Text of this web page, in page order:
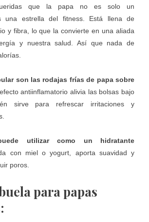
que la papa no es solo un
una estrella del fitness. Está llena de
y fibra, lo que la convierte en una aliada
y nuestra salud. Así que nada de
son las rodajas frías de papa sobre
efecto antiinflamatorio alivia las bolsas bajo
sirve para refrescar irritaciones y
utilizar como un hidratante
con miel o yogurt, aporta suavidad y
poros.
para papas